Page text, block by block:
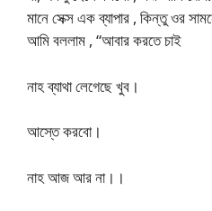
মানে সেক্স এক ব্যাপার , কিন্তু ওর
আমি বললাম , “আবার করতে চাই
নাহ ব্যাথা লেগেছে খুব।
আস্তে করবো।
নাহ আজ আর না।।